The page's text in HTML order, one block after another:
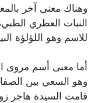
وهناك معنى آخر
النبات العطري
للاسم وهو اللؤلؤة
أما معنى أسم مروى
وهو السعي بين
قامت السيدة هاجر